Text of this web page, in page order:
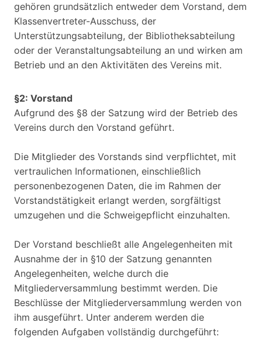
gehören grundsätzlich entweder dem Vorstand, dem
Klassenvertreter-Ausschuss, der
Unterstützungsabteilung, der Bibliotheksabteilung
oder der Veranstaltungsabteilung an und wirken am
Betrieb und an den Aktivitäten des Vereins mit.
§2: Vorstand
Aufgrund des §8 der Satzung wird der Betrieb des
Vereins durch den Vorstand geführt.
Die Mitglieder des Vorstands sind verpflichtet, mit
vertraulichen Informationen, einschließlich
personenbezogenen Daten, die im Rahmen der
Vorstandstätigkeit erlangt werden, sorgfältigst
umzugehen und die Schweigepflicht einzuhalten.
Der Vorstand beschließt alle Angelegenheiten mit
Ausnahme der in §10 der Satzung genannten
Angelegenheiten, welche durch die
Mitgliederversammlung bestimmt werden. Die
Beschlüsse der Mitgliederversammlung werden von
ihm ausgeführt. Unter anderem werden die
folgenden Aufgaben vollständig durchgeführt: